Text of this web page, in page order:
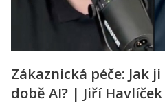
Zákaznická péče: Jak
době AI? | Jiří